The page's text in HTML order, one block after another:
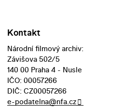
Kontakt
Národní filmový archiv:
Závišova 502/5
140 00 Praha 4 - Nusle
IČO: 00057266
DIČ: CZ00057266
e-podatelna@nfa.cz